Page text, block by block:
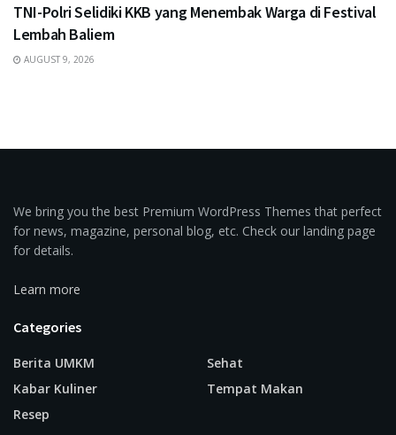
TNI-Polri Selidiki KKB yang Menembak Warga di Festival
Lembah Baliem
AUGUST 9, 2026
We bring you the best Premium WordPress Themes that perfect
for news, magazine, personal blog, etc. Check our landing page
for details.
Learn more
Categories
Berita UMKM
Kabar Kuliner
Resep
Sehat
Tempat Makan